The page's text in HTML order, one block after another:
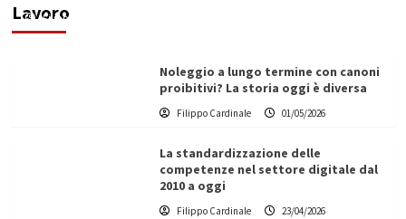
LavoroFilippo Cardinale
Noleggio a lungo termine con canoni
proibitivi? La storia oggi è diversa
Filippo Cardinale 01/05/2026
La standardizzazione delle
competenze nel settore digitale dal
2010 a oggi
Filippo Cardinale 23/04/2026